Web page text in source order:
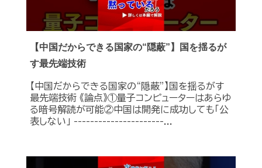
【中国だからできる国家の“隠蔽”】国を揺るが
す最先端技術
【中国だからできる国家の“隠蔽”】国を揺るがす
最先端技術 《論点》①量子コンピューターはあらゆ
る暗号解読が可能②中国は開発に成功しても「公
表しない」 ----------------------...